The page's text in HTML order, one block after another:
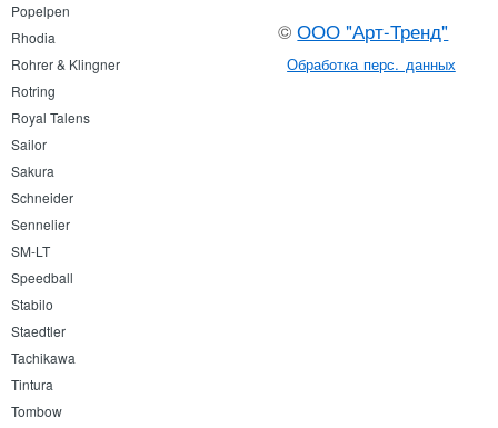
Popelpen
Rhodia
Rohrer & Klingner
Rotring
Royal Talens
Sailor
Sakura
Schneider
Sennelier
SM-LT
Speedball
Stabilo
Staedtler
Tachikawa
Tintura
Tombow
©ООО "Арт-Тренд"
Обработка перс. данных